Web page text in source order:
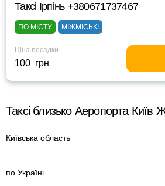
Таксі Ірпінь +380671737467
ПО МІСТУ МІЖМІСЬКІ
Ціна посадки
100 грн
Таксі близько Аеропорта Київ
Київська область
по Україні